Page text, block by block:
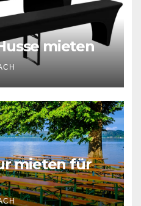
mieten
mieten für